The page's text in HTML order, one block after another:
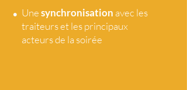
• Unesynchronisation avec les
traiteurs et les principaux
acteurs de la soirée